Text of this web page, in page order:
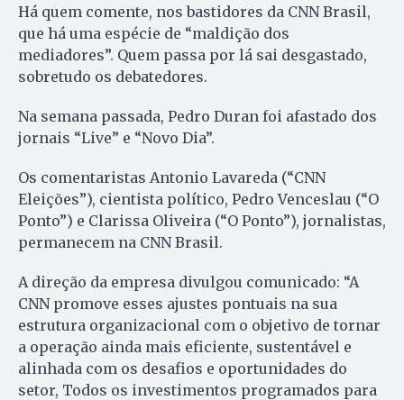
Há quem comente, nos bastidores da CNN Brasil,
que há uma espécie de “maldição dos
mediadores”. Quem passa por lá sai desgastado,
sobretudo os debatedores.
Na semana passada, Pedro Duran foi afastado dos
jornais “Live” e “Novo Dia”.
Os comentaristas Antonio Lavareda (“CNN
Eleições”), cientista político, Pedro Venceslau (“O
Ponto”) e Clarissa Oliveira (“O Ponto”), jornalistas,
permanecem na CNN Brasil.
A direção da empresa divulgou comunicado: “A
CNN promove esses ajustes pontuais na sua
estrutura organizacional com o objetivo de tornar
a operação ainda mais eficiente, sustentável e
alinhada com os desafios e oportunidades do
setor, Todos os investimentos programados para